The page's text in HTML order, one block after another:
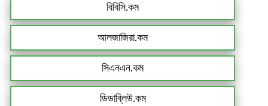
বিবিসি.কম
আলজাজিরা.কম
সিএনএন.কম
ডিডাব্লিউ.কম